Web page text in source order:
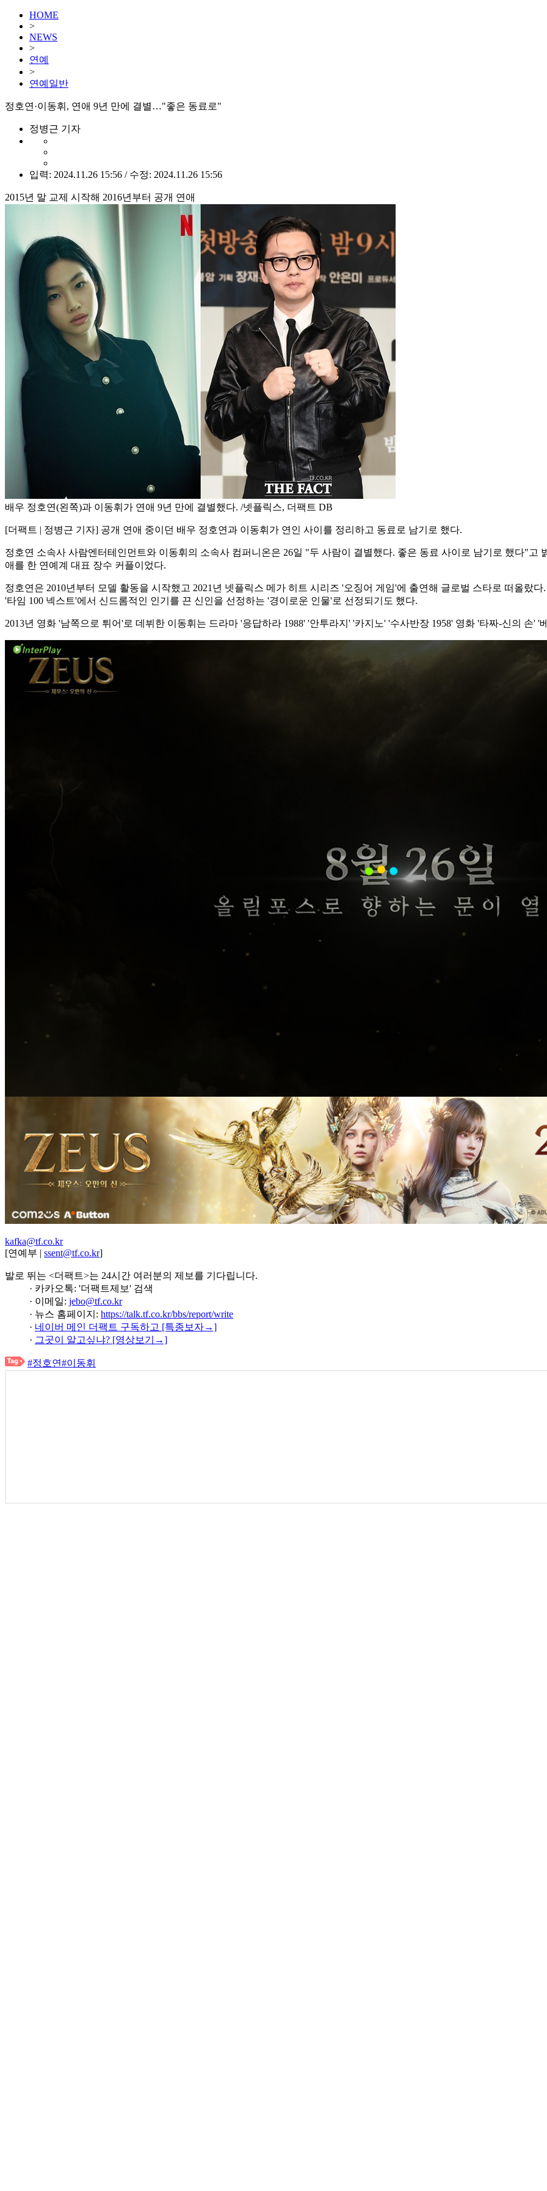
HOME
>
NEWS
>
연예
>
연예일반
정호연·이동휘, 연애 9년 만에 결별…"좋은 동료로"
정병근 기자
입력: 2024.11.26 15:56 / 수정: 2024.11.26 15:56
2015년 말 교제 시작해 2016년부터 공개 연애
배우 정호연(왼쪽)과 이동휘가 연애 9년 만에 결별했다. /넷플릭스, 더팩트 DB
[더팩트 | 정병근 기자] 공개 연애 중이던 배우 정호연과 이동휘가 연인 사이를 정리하고 동료로 남기로 했다.
정호연 소속사 사람엔터테인먼트와 이동휘의 소속사 컴퍼니온은 26일 "두 사람이 결별했다. 좋은 동료 사이로 남기로 했다"고
애를 한 연예계 대표 장수 커플이었다.
정호연은 2010년부터 모델 활동을 시작했고 2021년 넷플릭스 메가 히트 시리즈 '오징어 게임'에 출연해 글로벌 스타로 떠올랐
'타임 100 넥스트'에서 신드롬적인 인기를 끈 신인을 선정하는 '경이로운 인물'로 선정되기도 했다.
2013년 영화 '남쪽으로 튀어'로 데뷔한 이동휘는 드라마 '응답하라 1988' '안투라지' '카지노' '수사반장 1958' 영화 '타짜-신의 손'
kafka@tf.co.kr
[연예부 | ssent@tf.co.kr]
발로 뛰는 <더팩트>는 24시간 여러분의 제보를 기다립니다.
· 카카오톡: '더팩트제보' 검색
· 이메일: jebo@tf.co.kr
· 뉴스 홈페이지: https://talk.tf.co.kr/bbs/report/write
· 네이버 메인 더팩트 구독하고 [특종보자→]
· 그곳이 알고싶냐? [영상보기→]
#정호연#이동휘